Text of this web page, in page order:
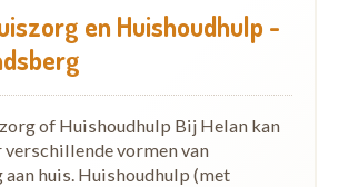
en Huishoudhulp -
of Huishoudhulp Bij Helan kan
verschillende vormen van
huis. Huishoudhulp (met